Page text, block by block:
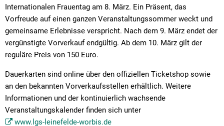
Internationalen Frauentag am 8. März. Ein Präsent, das
Vorfreude auf einen ganzen Veranstaltungssommer weckt und
gemeinsame Erlebnisse verspricht. Nach dem 9. März endet der
vergünstigte Vorverkauf endgültig. Ab dem 10. März gilt der
reguläre Preis von 150 Euro.
Dauerkarten sind online über den offiziellen Ticketshop sowie
an den bekannten Vorverkaufsstellen erhältlich. Weitere
Informationen und der kontinuierlich wachsende
Veranstaltungskalender finden sich unter
www.lgs-leinefelde-worbis.de